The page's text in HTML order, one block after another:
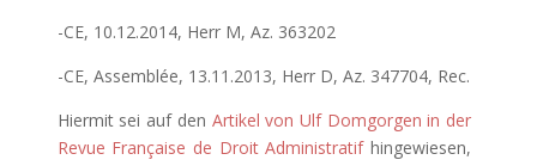
-CE, 10.12.2014, Herr M, Az. 363202
-CE, Assemblée, 13.11.2013, Herr D, Az. 347704, Rec.
Hiermit sei auf den Artikel von Ulf Domgorgen in der
Revue Française de Droit Administratifhingewiesen,